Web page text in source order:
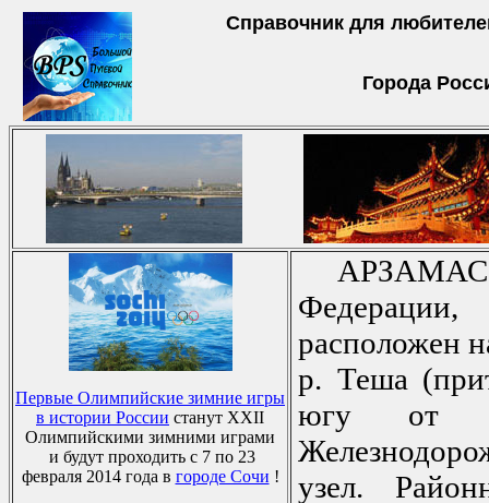
Справочник для
Города
Первые Олимпийские зимние игры
в истории России станут XXII
Олимпийскими зимними играми
и будут проходить с 7 по 23
февраля 2014 года в городе Сочи !
расположен
р. Теша
югу от
узел.